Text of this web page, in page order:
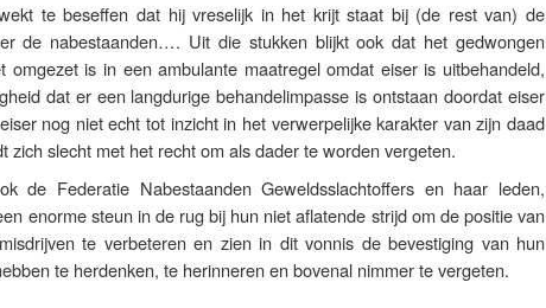
te beseffen dat hij vreselijk in het krijt staat bij (de rest van) de
de nabestaanden…. Uit die stukken blijkt ook dat het gedwongen
omgezet is in een ambulante maatregel omdat eiser is uitbehandeld,
dat er een langdurige behandelimpasse is ontstaan doordat eiser
nog niet echt tot inzicht in het verwerpelijke karakter van zijn daad
zich slecht met het recht om als dader te worden vergeten.
de Federatie Nabestaanden Geweldsslachtoffers en haar leden,
enorme steun in de rug bij hun niet aflatende strijd om de positie van
te verbeteren en zien in dit vonnis de bevestiging van hun
te herdenken, te herinneren en bovenal nimmer te vergeten.